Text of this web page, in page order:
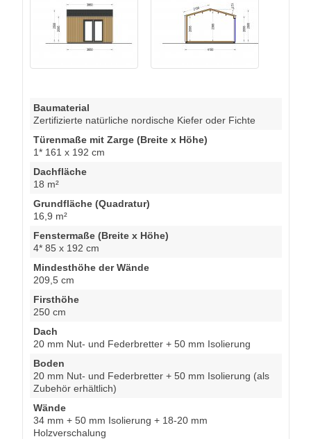
Baumaterial
Zertifizierte natürliche nordische Kiefer oder Fichte
Türenmaße mit Zarge (Breite x Höhe)
1* 161 x 192 cm
Dachfläche
18 m²
Grundfläche (Quadratur)
16,9 m²
Fenstermaße (Breite x Höhe)
4* 85 x 192 cm
Mindesthöhe der Wände
209,5 cm
Firsthöhe
250 cm
Dach
20 mm Nut- und Federbretter + 50 mm Isolierung
Boden
20 mm Nut- und Federbretter + 50 mm Isolierung (als
Zubehör erhältlich)
Wände
34 mm + 50 mm Isolierung + 18-20 mm
Holzverschalung